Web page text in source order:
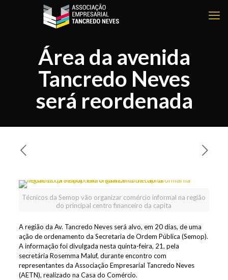
Área da avenida
Tancredo Neves
será reordenada
Técnicos da Semop vão organizar comércio informal na região
do principal centro financeiro da capita
A região da Av. Tancredo Neves será alvo, em 20 dias, de uma
ação de ordenamento da Secretaria de Ordem Pública (Semop).
A informação foi divulgada nesta quinta-feira, 21, pela
secretária Rosemma Maluf, durante encontro com
representantes da Associação Empresarial Tancredo Neves
(AETN), realizado na Casa do Comércio.